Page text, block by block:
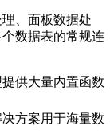
、面板数据处
数据表的常规连
供大量内置函数
方案用于海量数